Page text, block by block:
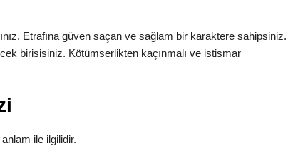
Etrafına güven saçan ve sağlam bir karaktere sahipsiniz.
birisisiniz. Kötümserlikten kaçınmalı ve istismar
anlam ile ilgilidir.